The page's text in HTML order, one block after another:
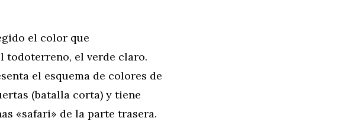
el color que
todoterreno, el verde claro.
el esquema de colores de
(batalla corta) y tiene
«safari» de la parte trasera.